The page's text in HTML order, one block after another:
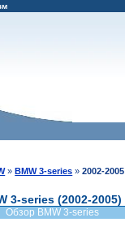
»BMW 3-series »2002-2005
3-series (2002-2005)
Обзор BMW 3-series